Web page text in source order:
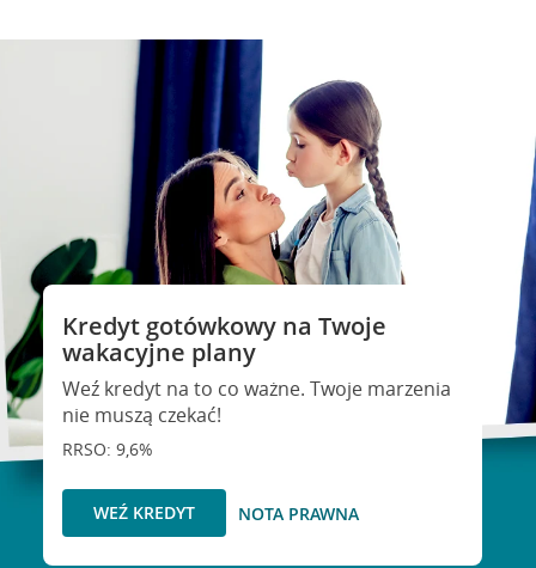
Kredyt gotówkowy na Twoje
wakacyjne plany
Weź kredyt na to co ważne. Twoje marzenia
nie muszą czekać!
RRSO: 9,6%
WEŹ KREDYT NOTA PRAWNA